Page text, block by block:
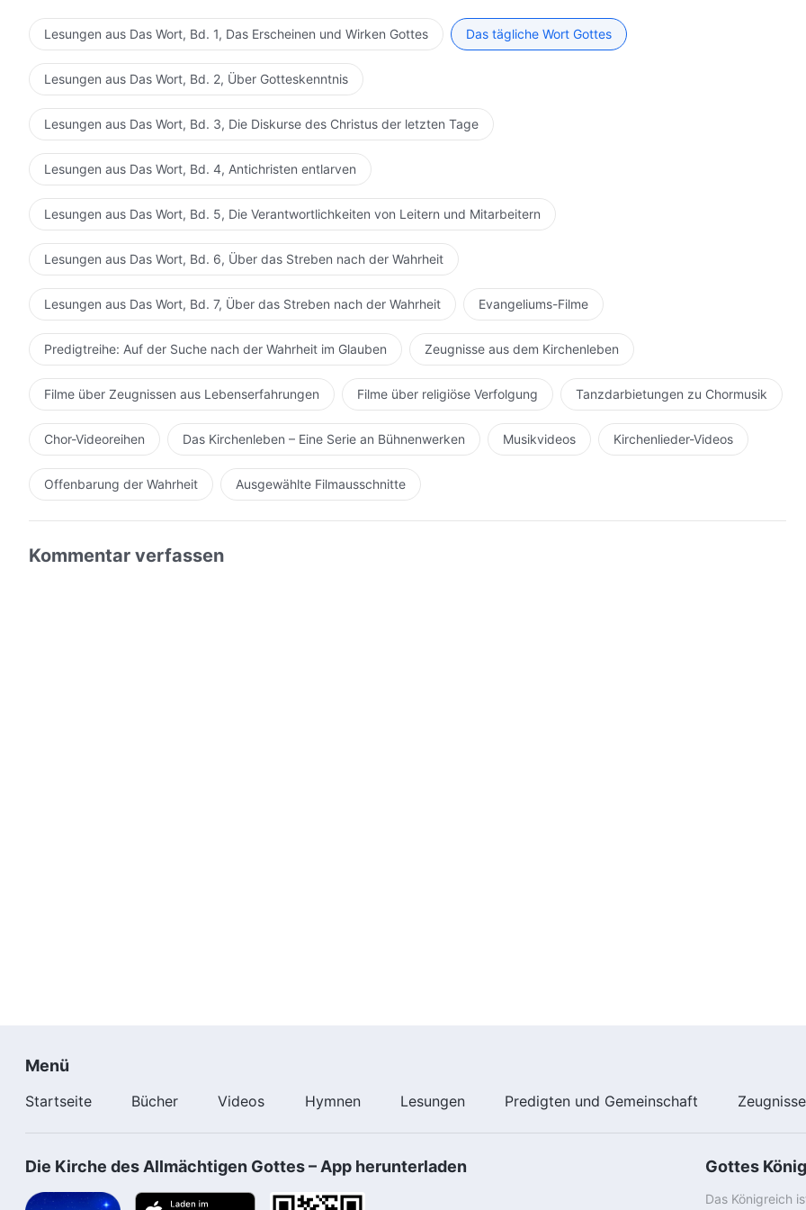
Mensch Gott ohne viel Federlesen versklavt – wie könnte das keine Wut auslösen? Tausende von Jahren an
Hass sind im Herzen konzentriert, Jahrtausende von Sündhaftigkeit sind auf dem Herzen eingraviert – wie
könnte das keinen Hass erwecken? Räche Gott, lösche Seinen Feind vollkommen aus, erlaube ihm nicht länger
um sich zu greifen, und lass es nicht länger zu, dass er so viel Ärger macht, wie es ihm passt! Jetzt ist die Zeit:
Seit langem hat der Mensch seine ganze Kraft gesammelt, er hat all seine Anstrengungen eingebracht und
dafür jeden Preis bezahlt, um das abscheuliche Gesicht dieses Dämons wegzureißen und den Menschen, die
geblendet wurden und jede Art von Leid und Elend ertragen haben, zu erlauben, sich aus ihrem Schmerz zu
erheben und diesem bösen alten Teufel den Rücken zuzukehren. Warum ein solch undurchdringliches Hindernis
für das Werk Gottes aufbauen? Warum verschiedene Tricks anwenden, um Gottes Volk zu betrügen? Wo ist die
wahre Freiheit und wo sind die legitimen Rechte und Interessen? Wo ist die Gerechtigkeit? Wo ist der Trost?
Wo ist die Wärme? Warum von betrügerischen Intrigen Gebrauch machen, um Gottes Volk hereinzulegen?
Warum von Gewalt Gebrauch machen, um Gottes Kommen zu unterdrücken? Warum Gott nicht erlauben, frei
auf der Erde umherzuwandern, die Er schuf? Warum Gott jagen, bis Er keinen Ort mehr hat, wo Er Sein Haupt
hinlegen kann? Wo ist die Wärme unter den Menschen? Wo ist das Willkommen unter den Menschen? Warum
solch eine verzweifelte Sehnsucht in Gott hervorrufen? Warum Gott immer und immer wieder ausrufen lassen?
Warum Gott dazu zwingen, Sich um Seinen geliebten Sohn zu sorgen? Warum erlauben in dieser dunklen
Gesellschaft ihre jämmerlichen Wachhunde Gott nicht, frei in der Welt, die Er geschaffen hat, zu kommen und
zu gehen? Warum versteht der Mensch nicht, der Mensch, der in Schmerz und Leid lebt? Um euretwillen hat
Gott große Qualen erduldet, mit großem Schmerz hat Er euch Seinen geliebten Sohn geschenkt, Sein Fleisch
und Blut – warum also schaut ihr noch weg? Vor den Augen aller lehnt ihr die Ankunft Gottes ab und
verweigert Gottes Freundschaft. Warum seid ihr so gewissenlos? Seid ihr dazu bereit, die Ungerechtigkeiten in
solch einer dunklen Gesellschaft wie dieser zu erdulden? Warum stopft ihr euch mit dem „Mist“ des Königs der
Teufel voll, anstatt eure Bäuche mit jahrtausendelanger Feindschaft zu füllen?
Lesungen aus Das Wort, Bd. 1, Das Erscheinen und Wirken Gottes Das tägliche Wort Gottes
Lesungen aus Das Wort, Bd. 2, Über Gotteskenntnis
Lesungen aus Das Wort, Bd. 3, Die Diskurse des Christus der letzten Tage
Lesungen aus Das Wort, Bd. 4, Antichristen entlarven
Lesungen aus Das Wort, Bd. 5, Die Verantwortlichkeiten von Leitern und Mitarbeitern
Lesungen aus Das Wort, Bd. 6, Über das Streben nach der Wahrheit
Lesungen aus Das Wort, Bd. 7, Über das Streben nach der Wahrheit Evangeliums-Filme
Predigtreihe: Auf der Suche nach der Wahrheit im Glauben Zeugnisse aus dem Kirchenleben
Filme über Zeugnissen aus Lebenserfahrungen Filme über religiöse Verfolgung Tanzdarbietungen zu Chormusik
Chor-Videoreihen Das Kirchenleben – Eine Serie an Bühnenwerken Musikvideos Kirchenlieder-Videos
Offenbarung der Wahrheit Ausgewählte Filmausschnitte
Kommentar verfassen
Menü
Startseite Bücher Videos Hymnen Lesungen Predigten und Gemeinschaft Zeugnisse
Die Kirche des Allmächtigen Gottes – App herunterladen Gottes
Das Königreich